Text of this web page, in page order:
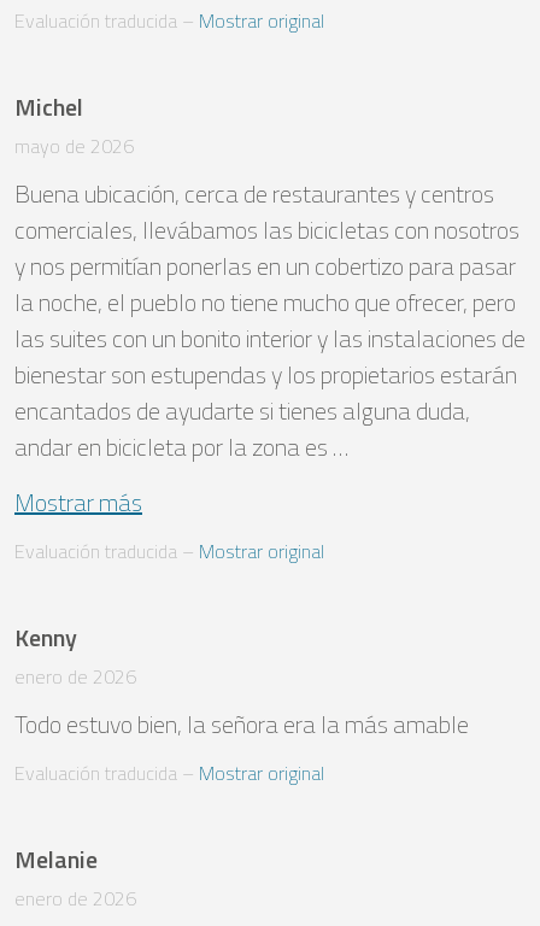
Evaluación traducida – Mostrar original
Michel
mayo de 2026
Buena ubicación, cerca de restaurantes y centros
comerciales, llevábamos las bicicletas con nosotros
y nos permitían ponerlas en un cobertizo para pasar
la noche, el pueblo no tiene mucho que ofrecer, pero
las suites con un bonito interior y las instalaciones de
bienestar son estupendas y los propietarios estarán
encantados de ayudarte si tienes alguna duda,
andar en bicicleta por la zona es …
Mostrar más
Evaluación traducida – Mostrar original
Kenny
enero de 2026
Todo estuvo bien, la señora era la más amable
Evaluación traducida – Mostrar original
Melanie
enero de 2026